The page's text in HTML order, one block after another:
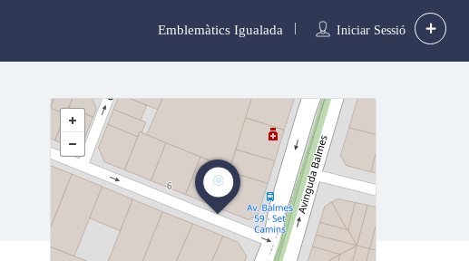
Iniciar Sessió
Emblemàtics Igualada